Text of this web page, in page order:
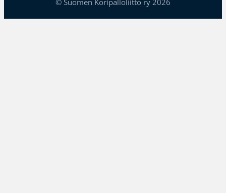
© Suomen Koripalloliitto ry 2026